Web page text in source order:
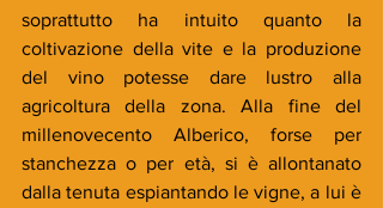
soprattutto ha intuito quanto la
coltivazione della vite e la produzione
del vino potesse dare lustro alla
agricoltura della zona. Alla fine del
millenovecento Alberico, forse per
stanchezza o per età, si è allontanato
dalla tenuta espiantando le vigne, a lui è